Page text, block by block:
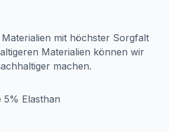
mit höchster Sorgfalt
Materialien können wir
machen.
Elasthan